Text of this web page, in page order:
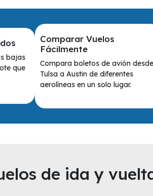
bajas
que
Comparar Vuelos
Fácilmente
Compara boletos de avión desde
Tulsa a Austin de diferentes
aerolíneas en un solo lugar.
de ida y